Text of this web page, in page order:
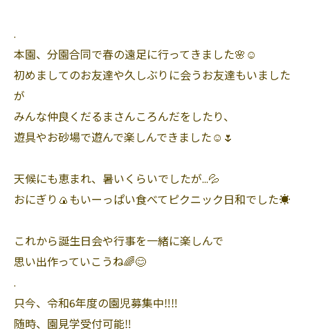
.
本園、分園合同で春の遠足に行ってきました🌸☺️
初めましてのお友達や久しぶりに会うお友達もいました
が
みんな仲良くだるまさんころんだをしたり、
遊具やお砂場で遊んで楽しんできました☺️🌷
天候にも恵まれ、暑いくらいでしたが…💦
おにぎり🍙もいーっぱい食べてピクニック日和でした☀️
これから誕生日会や行事を一緒に楽しんで
思い出作っていこうね🌈😊
.
只今、令和6年度の園児募集中‼️‼️
随時、園見学受付可能‼️